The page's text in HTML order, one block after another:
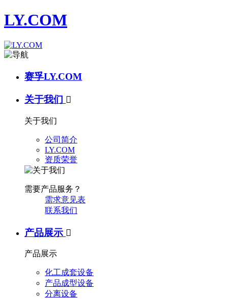
LY.COM
赛孚LY.COM
关于我们 
关于我们
公司简介
LY.COM
资质荣誉
需要产品服务？
需求意见表
联系我们
产品展示 
产品展示
化工成套设备
产品成型设备
分离设备